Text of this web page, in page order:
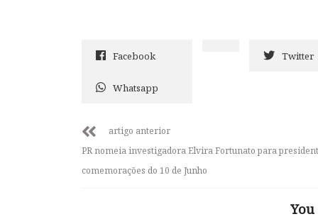
Facebook Twitter
Whatsapp
artigo anterior
PR nomeia investigadora Elvira Fortunato para
comemorações do 10 de Junho